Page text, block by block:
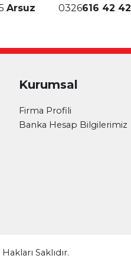
Arsuz
0326616 42 42
Kurumsal
Firma Profili
Banka Hesap Bilgilerimiz
Saklıdır.